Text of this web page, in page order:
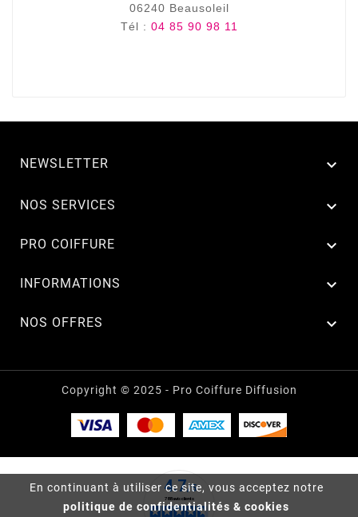
En continuant à utiliser ce site, vous acceptez notre
politique de confidentialités & cookies
06240 Beausoleil
Tél : 04 85 90 98 11
NEWSLETTER 
NOS SERVICES 
PRO COIFFURE 
INFORMATIONS 
NOS OFFRES 
Copyright © 2025 - Pro Coiffure Diffusion